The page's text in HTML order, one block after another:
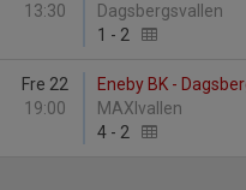
13:30
Dagsbergsvallen
1 - 2
Fre 22
19:00
Eneby BK -
MAXIvallen
4 - 2